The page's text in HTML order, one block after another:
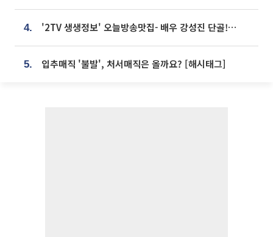
4. '2TV 생생정보' 오늘방송맛집- 배우 강성진 단골! 쌀국수ㆍ푸팟퐁 커리 맛집 '블○○○'
5. 입추매직 '불발', 처서매직은 올까요? [해시태그]